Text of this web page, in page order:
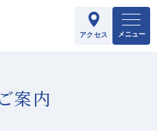
アクセス メニュー
案内